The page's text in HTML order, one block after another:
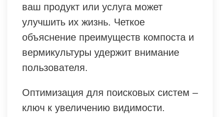
ваш продукт или услуга может
улучшить их жизнь. Четкое
объяснение преимуществ компоста и
вермикультуры удержит внимание
пользователя.
Оптимизация для поисковых систем –
ключ к увеличению видимости.